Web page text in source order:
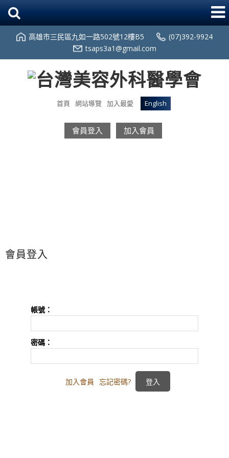
高雄市三民區九如一路502號12樓B5
(07)392-9924
tsaps3a1@gmail.com
首頁 網站導覽 加入最愛 English
會員登入 加入會員
會員登入
帳號：
密碼：
加入會員 忘記密碼?